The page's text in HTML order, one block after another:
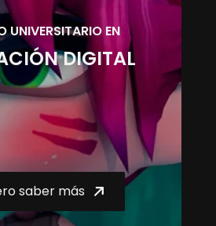
UNIVERSITARIO EN
DIGITAL
saber más